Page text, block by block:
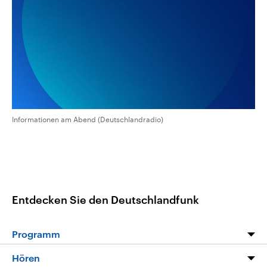
aktuelle Weltgeschehen.
Sendungen
Audio-Archiv
Informationen am Abend (Deutschlandradio)
Entdecken Sie den Deutschlandfunk
Programm
Programm
Hören